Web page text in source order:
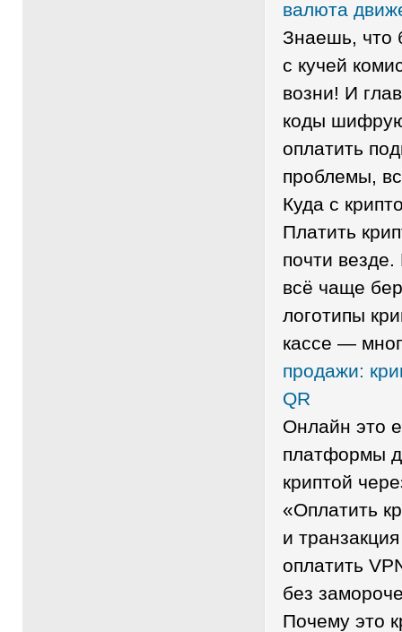
валюта
Знаешь, что
с кучей
возни! И
коды
оплатить
проблемы,
Куда с
Платить
почти
всё чаще
логотипы
кассе —
продажи:
QR
Онлайн это
платформы
криптой
«Оплатить
и
оплатить
без
Почему это